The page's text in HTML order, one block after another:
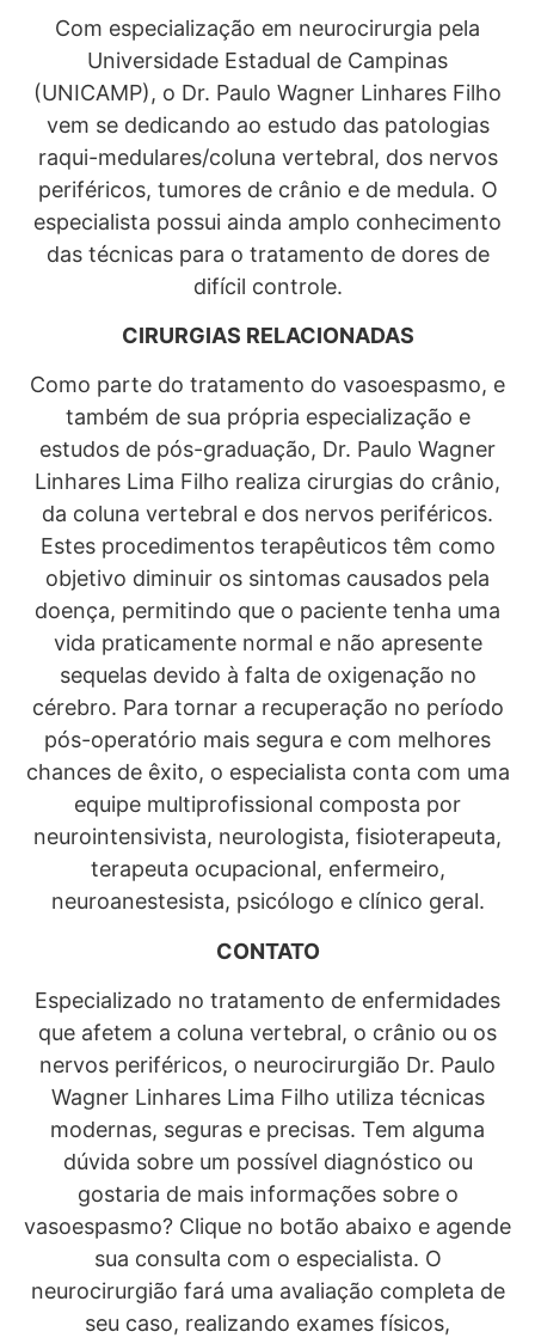
Com especialização em neurocirurgia pela
Universidade Estadual de Campinas
(UNICAMP), o Dr. Paulo Wagner Linhares Filho
vem se dedicando ao estudo das patologias
raqui-medulares/coluna vertebral, dos nervos
periféricos, tumores de crânio e de medula. O
especialista possui ainda amplo conhecimento
das técnicas para o tratamento de dores de
difícil controle.
CIRURGIAS RELACIONADAS
Como parte do tratamento do vasoespasmo, e
também de sua própria especialização e
estudos de pós-graduação, Dr. Paulo Wagner
Linhares Lima Filho realiza cirurgias do crânio,
da coluna vertebral e dos nervos periféricos.
Estes procedimentos terapêuticos têm como
objetivo diminuir os sintomas causados pela
doença, permitindo que o paciente tenha uma
vida praticamente normal e não apresente
sequelas devido à falta de oxigenação no
cérebro. Para tornar a recuperação no período
pós-operatório mais segura e com melhores
chances de êxito, o especialista conta com uma
equipe multiprofissional composta por
neurointensivista, neurologista, fisioterapeuta,
terapeuta ocupacional, enfermeiro,
neuroanestesista, psicólogo e clínico geral.
CONTATO
Especializado no tratamento de enfermidades
que afetem a coluna vertebral, o crânio ou os
nervos periféricos, o neurocirurgião Dr. Paulo
Wagner Linhares Lima Filho utiliza técnicas
modernas, seguras e precisas. Tem alguma
dúvida sobre um possível diagnóstico ou
gostaria de mais informações sobre o
vasoespasmo? Clique no botão abaixo e agende
sua consulta com o especialista. O
neurocirurgião fará uma avaliação completa de
seu caso, realizando exames físicos,